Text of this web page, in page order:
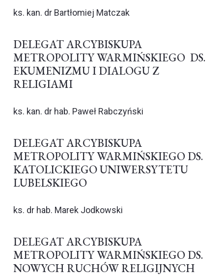
ks. kan. dr Bartłomiej Matczak
DELEGAT ARCYBISKUPA
METROPOLITY WARMIŃSKIEGO DS.
EKUMENIZMU I DIALOGU Z
RELIGIAMI
ks. kan. dr hab. Paweł Rabczyński
DELEGAT ARCYBISKUPA
METROPOLITY WARMIŃSKIEGO DS.
KATOLICKIEGO UNIWERSYTETU
LUBELSKIEGO
ks. dr hab. Marek Jodkowski
DELEGAT ARCYBISKUPA
METROPOLITY WARMIŃSKIEGO DS.
NOWYCH RUCHÓW RELIGIJNYCH